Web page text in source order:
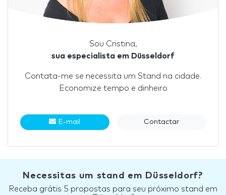
Sou Cristina,
sua especialista em Düsseldorf
Contata-me se necessita um Stand na cidade.
Economize tempo e dinheiro
E-mail Contactar
Necessitas um stand em Düsseldorf?
Receba grátis 5 propostas para seu próximo stand em